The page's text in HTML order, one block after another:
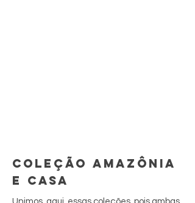
COLEÇÃO AMAZÔNIA
E CASA